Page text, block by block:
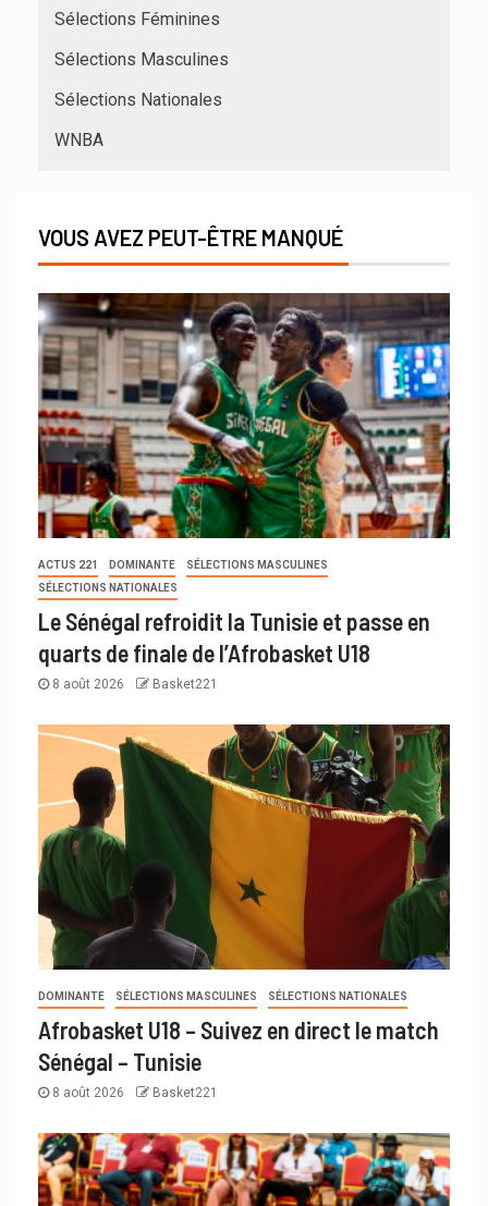
Sélections Féminines
Sélections Masculines
Sélections Nationales
WNBA
VOUS AVEZ PEUT-ÊTRE MANQUÉ
ACTUS 221 DOMINANTE
SÉLECTIONS MASCULINES
SÉLECTIONS NATIONALES
Le Sénégal refroidit la Tunisie et passe en
quarts de finale de l’Afrobasket U18
8 août 2026 Basket221
DOMINANTE SÉLECTIONS MASCULINES SÉLECTIONS NATIONALES
Afrobasket U18 – Suivez en direct le match
Sénégal – Tunisie
8 août 2026 Basket221